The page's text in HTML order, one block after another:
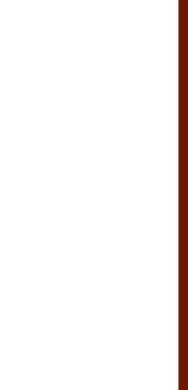
giỏ hàng.